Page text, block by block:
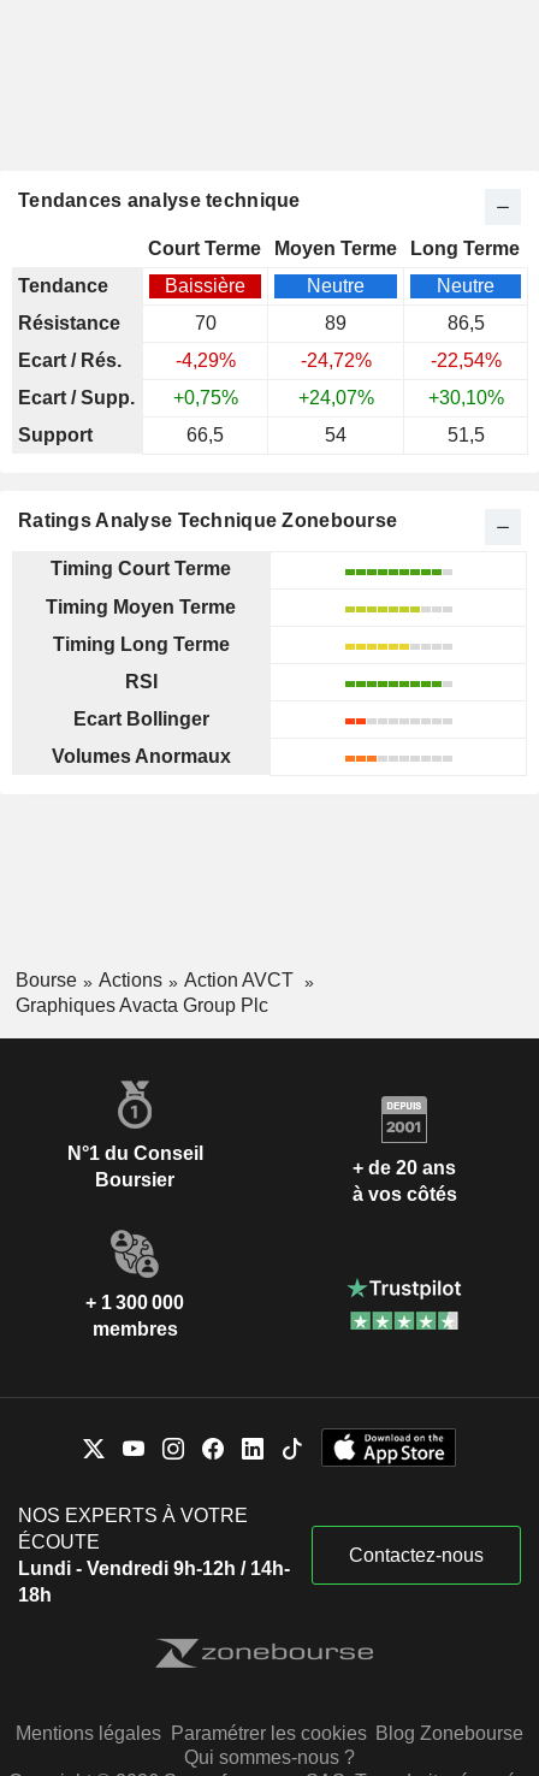
Tendances analyse technique
Court Terme Moyen Terme
Long Terme
Tendance
Baissière Neutre
Neutre
Résistance
70 89
86,5
Ecart / Rés.
-4,29% -24,72%
-22,54%
Ecart / Supp.
+0,75% +24,07%
+30,10%
Support
66,5 54 51,5
Ratings Analyse Technique Zonebourse
Timing Court Terme
Timing Moyen Terme
Timing Long Terme
RSI
Ecart Bollinger
Volumes Anormaux
Bourse Actions
Action AVCT
Graphiques Avacta Group Plc
N°1 du Conseil
Boursier
+ de 20 ans
à vos côtés
+ 1 300 000
membres
NOS EXPERTS À VOTRE
ÉCOUTE
Lundi - Vendredi 9h-12h / 14h-
18h
Contactez-nous
Mentions légales Paramétrer les cookies Blog Zonebourse
Qui sommes-nous ?